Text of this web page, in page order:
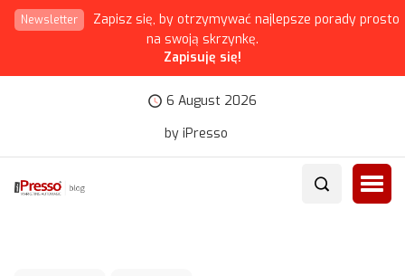
Newsletter
Zapisz się, by otrzymywać najlepsze porady prosto
na swoją skrzynkę.
Zapisuję się!
6 August 2026
by iPresso